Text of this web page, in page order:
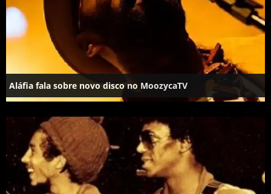
Aláfia fala sobre novo disco no MoozycaTV